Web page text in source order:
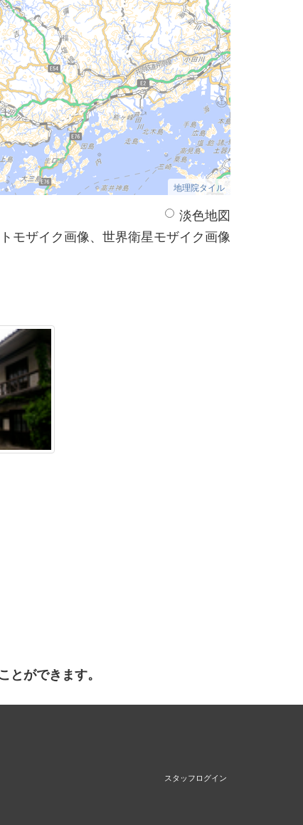
地理院タイル
淡色地図
モザイク画像、世界衛星モザイク画像
とができます。
スタッフログイン